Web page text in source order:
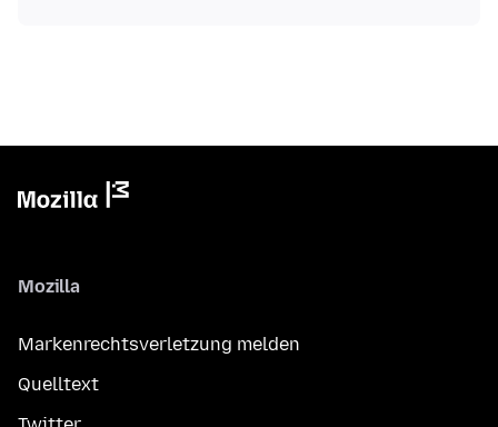
Mozilla
Markenrechtsverletzung melden
Quelltext